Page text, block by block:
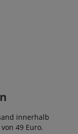
innerhalb
49 Euro.